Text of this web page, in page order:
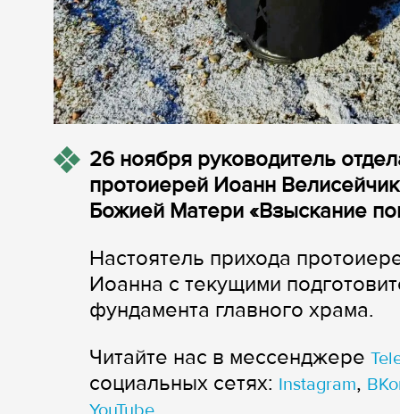
26 ноября руководитель
протоиерей Иоанн
Божией Матери «Взыскание
Настоятель прихода
Иоанна с текущими
фундамента главного храма.
Читайте нас в мессенджере
cоциальных сетях: Instagram,